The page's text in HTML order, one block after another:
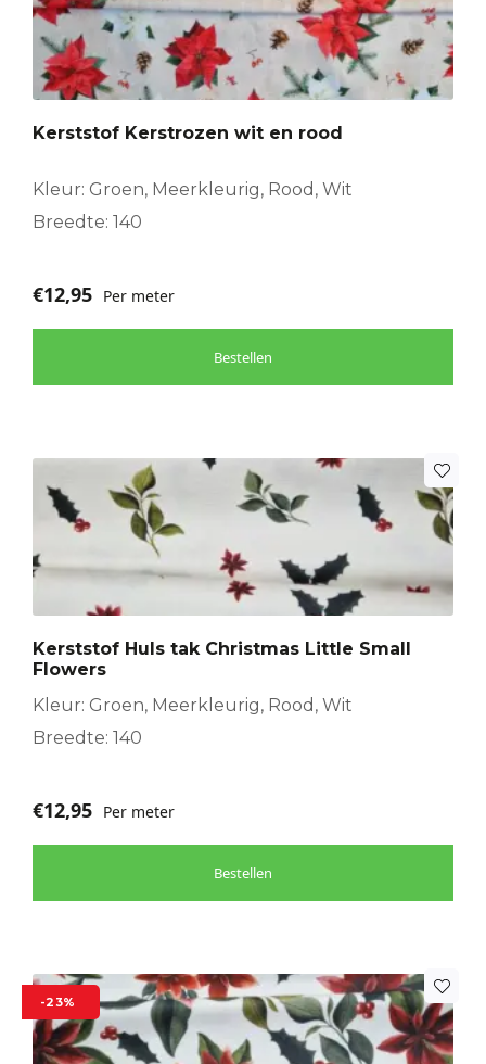
Kerststof Kerstrozen wit en rood
Kleur: Groen, Meerkleurig, Rood, Wit
Breedte: 140
€12,95 Per meter
Bestellen
Kerststof Huls tak Christmas Little Small
Flowers
Kleur: Groen, Meerkleurig, Rood, Wit
Breedte: 140
€12,95 Per meter
Bestellen
-23%